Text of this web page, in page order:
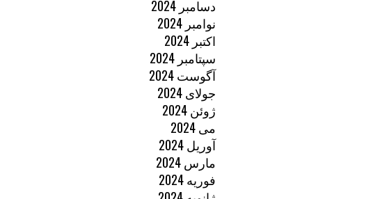
دسامبر 2024
نوامبر 2024
اکتبر 2024
سپتامبر 2024
آگوست 2024
جولای 2024
ژوئن 2024
می 2024
آوریل 2024
مارس 2024
فوریه 2024